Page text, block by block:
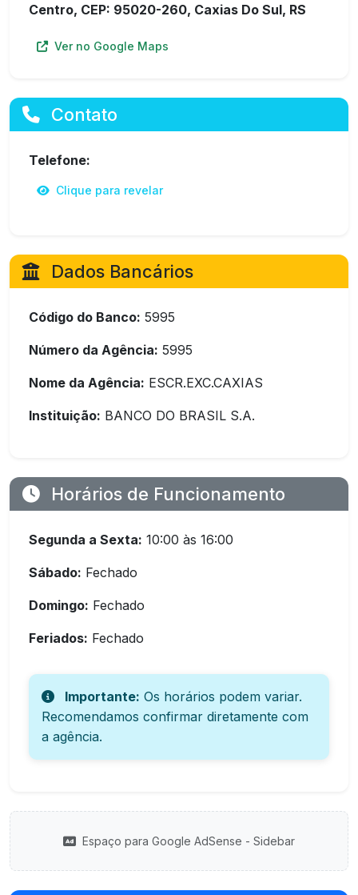
Centro, CEP: 95020-260, Caxias Do Sul, RS
Ver no Google Maps
Contato
Telefone:
Clique para revelar
Dados Bancários
Código do Banco: 5995
Número da Agência: 5995
Nome da Agência: ESCR.EXC.CAXIAS
Instituição: BANCO DO BRASIL S.A.
Horários de Funcionamento
Segunda a Sexta: 10:00 às 16:00
Sábado: Fechado
Domingo: Fechado
Feriados: Fechado
Importante: Os horários podem variar.
Recomendamos confirmar diretamente com
a agência.
Espaço para Google AdSense - Sidebar